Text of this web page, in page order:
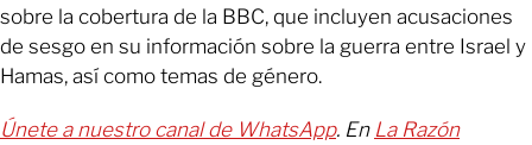
sobre la cobertura de la BBC, que incluyen acusaciones
de sesgo en su información sobre la guerra entre Israel y
Hamas, así como temas de género.
Únete a nuestro canal de WhatsApp. En La Razón